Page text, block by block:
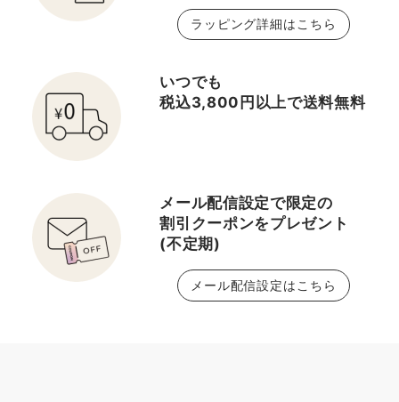
ラッピング詳細はこちら
いつでも
税込3,800円以上で送料無料
メール配信設定で限定の
割引クーポンをプレゼント
(不定期)
メール配信設定はこちら